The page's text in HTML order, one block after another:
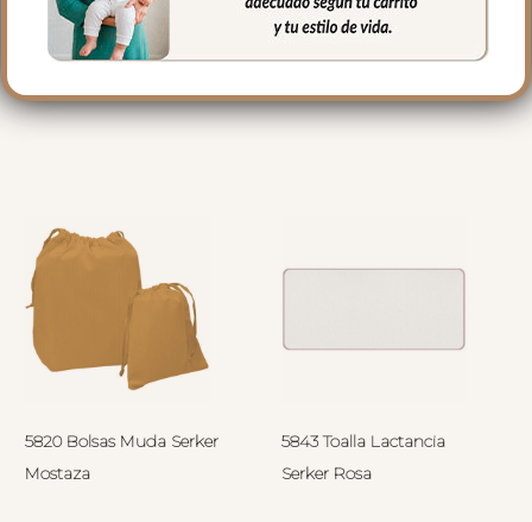
PRODUCTOS
RELACIONADOS
5820 Bolsas Muda Serker
Mostaza
5843 Toalla Lactancia
Serker Rosa